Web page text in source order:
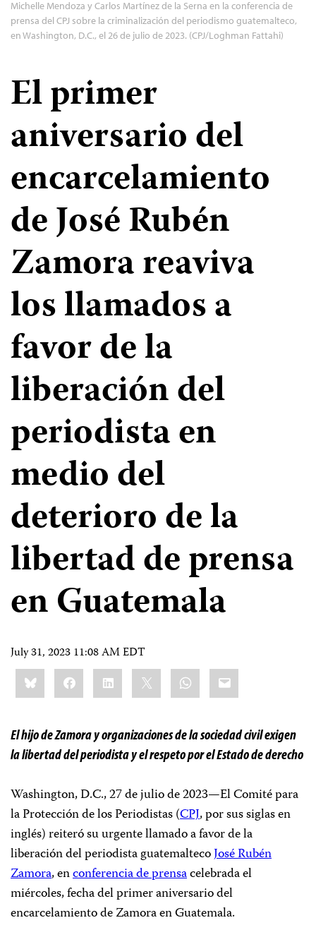
Michelle Mendoza y Carlos Martínez de la Serna en la conferencia de
prensa del CPJ sobre la criminalización del periodismo guatemalteco,
en Washington, D.C., el 26 de julio de 2023. (CPJ/Loghman Fattahi)
El primer
aniversario del
encarcelamiento
de José Rubén
Zamora reaviva
los llamados a
favor de la
liberación del
periodista en
medio del
deterioro de la
libertad de prensa
en Guatemala
July 31, 2023 11:08 AM EDT
Share
this:BlueskyFacebookLinkedIn WhatsApp
Email
El hijo de Zamora y organizaciones de la sociedad civil exigen
la libertad del periodista y el respeto por el Estado de derecho
Washington, D.C., 27 de julio de 2023—El Comité para
la Protección de los Periodistas (CPJ, por sus siglas en
inglés) reiteró su urgente llamado a favor de la
liberación del periodista guatemaltecoJosé Rubén
Zamora, enconferencia de prensacelebrada el
miércoles, fecha del primer aniversario del
encarcelamiento de Zamora en Guatemala.